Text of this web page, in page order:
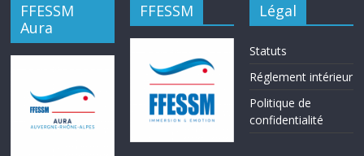
FFESSM
Aura
FFESSM Légal
Statuts
Réglement intérieur
Politique de
confidentialité